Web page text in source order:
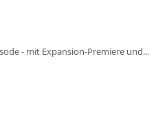
- mit Expansion-Premiere und...